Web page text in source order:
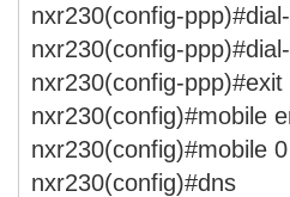
nxr230(config-
nxr230(config-
nxr230(config-ppp)#exit
nxr230(config)#mobile
nxr230(config)#mobile
nxr230(config)#dns